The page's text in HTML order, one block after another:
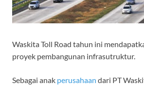
Waskita Toll Road tahun ini
proyek pembangunan infrasutruktur.
Sebagai anak perusahaan dari PT